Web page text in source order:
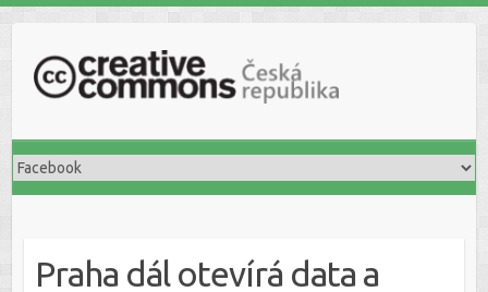
Praha dál otevírá data a